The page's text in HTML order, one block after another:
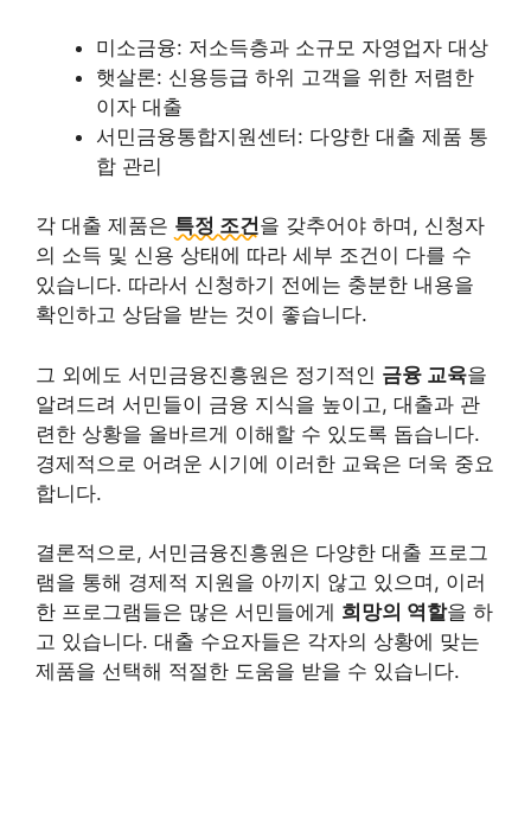
미소금융: 저소득층과 소규모 자영업자 대상
햇살론: 신용등급 하위 고객을 위한 저렴한
이자 대출
서민금융통합지원센터: 다양한 대출 제품 통
합 관리
각 대출 제품은 특정 조건을 갖추어야 하며, 신청자
의 소득 및 신용 상태에 따라 세부 조건이 다를 수
있습니다. 따라서 신청하기 전에는 충분한 내용을
확인하고 상담을 받는 것이 좋습니다.
그 외에도 서민금융진흥원은 정기적인 금융 교육을
알려드려 서민들이 금융 지식을 높이고, 대출과 관
련한 상황을 올바르게 이해할 수 있도록 돕습니다.
경제적으로 어려운 시기에 이러한 교육은 더욱 중요
합니다.
결론적으로, 서민금융진흥원은 다양한 대출 프로그
램을 통해 경제적 지원을 아끼지 않고 있으며, 이러
한 프로그램들은 많은 서민들에게 희망의 역할을 하
고 있습니다. 대출 수요자들은 각자의 상황에 맞는
제품을 선택해 적절한 도움을 받을 수 있습니다.